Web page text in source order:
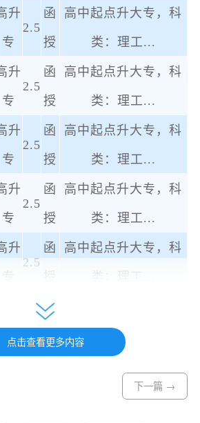
升
专
2.5
函
授
高中起点升大专，科
类：理工...
升
专
2.5
函
授
高中起点升大专，科
类：理工...
升
专
2.5
函
授
高中起点升大专，科
类：理工...
升
专
2.5
函
授
高中起点升大专，科
类：理工...
升
2.5
函 高中起点升大专，科
专
2.5
函
授 类：理工
类：理工 ...
点击查看更多内容
下一篇 →